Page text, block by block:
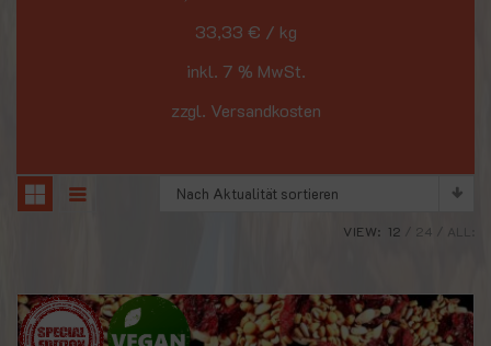
Nach Aktualität sortieren
VIEW: 12 24 ALL:
33,33 € / kg
inkl. 7 % MwSt.
zzgl. Versandkosten